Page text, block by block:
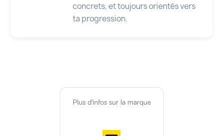
concrets, et toujours orientés vers
ta progression.
Plus d'infos sur la marque